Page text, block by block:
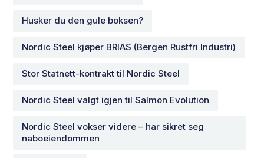
Husker du den gule boksen?
Nordic Steel kjøper BRIAS (Bergen Rustfri Industri)
Stor Statnett-kontrakt til Nordic Steel
Nordic Steel valgt igjen til Salmon Evolution
Nordic Steel vokser videre – har sikret seg
naboeiendommen